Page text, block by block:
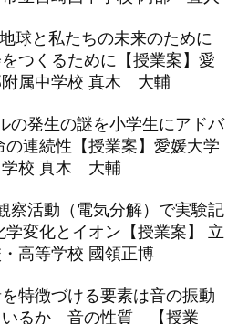
球と私たちの未来のために
つくるために【授業案】愛
附属中学校 真木 大輔
の発生の謎を小学生にアドバ
の連続性【授業案】愛媛大学
学校 真木 大輔
察活動（電気分解）で実験記
学変化とイオン【授業案】 立
高等学校 國領正博
徴づける要素は音の振動
いるか 音の性質 【授業